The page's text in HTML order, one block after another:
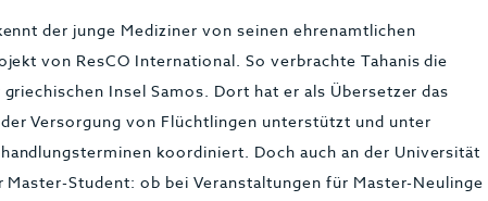
der junge Mediziner von seinen ehrenamtlichen
von ResCO International. So verbrachte Tahanis die
Insel Samos. Dort hat er als Übersetzer das
Versorgung von Flüchtlingen unterstützt und unter
koordiniert. Doch auch an der Universität
Master-Student: ob bei Veranstaltungen für Master-Neulinge